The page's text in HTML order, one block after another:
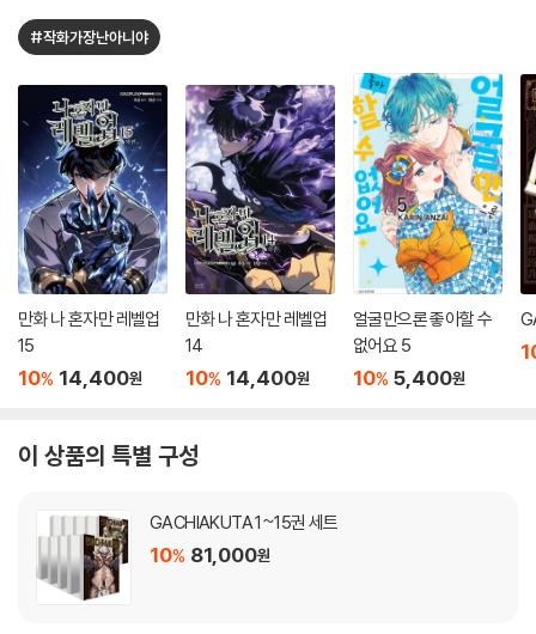
#작화가장난아니야
만화 나 혼자만 레벨업
15
10% 14,400원
만화 나 혼자만 레벨업
14
10% 14,400원
얼굴만으론 좋아할 수
없어요 5
10% 5,400원
이 상품의 특별 구성
GACHIAKUTA 1~15권 세트
10% 81,000원